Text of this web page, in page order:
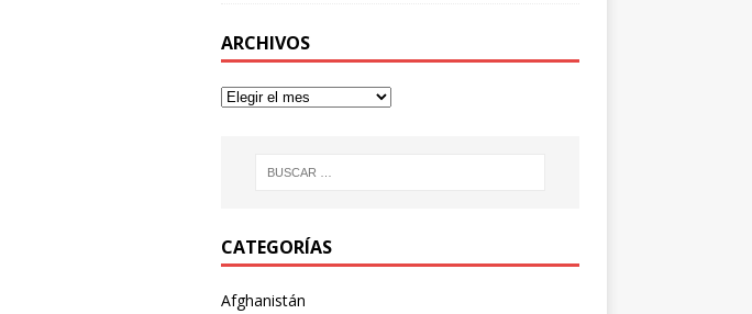
ARCHIVOS
CATEGORÍAS
Afghanistán